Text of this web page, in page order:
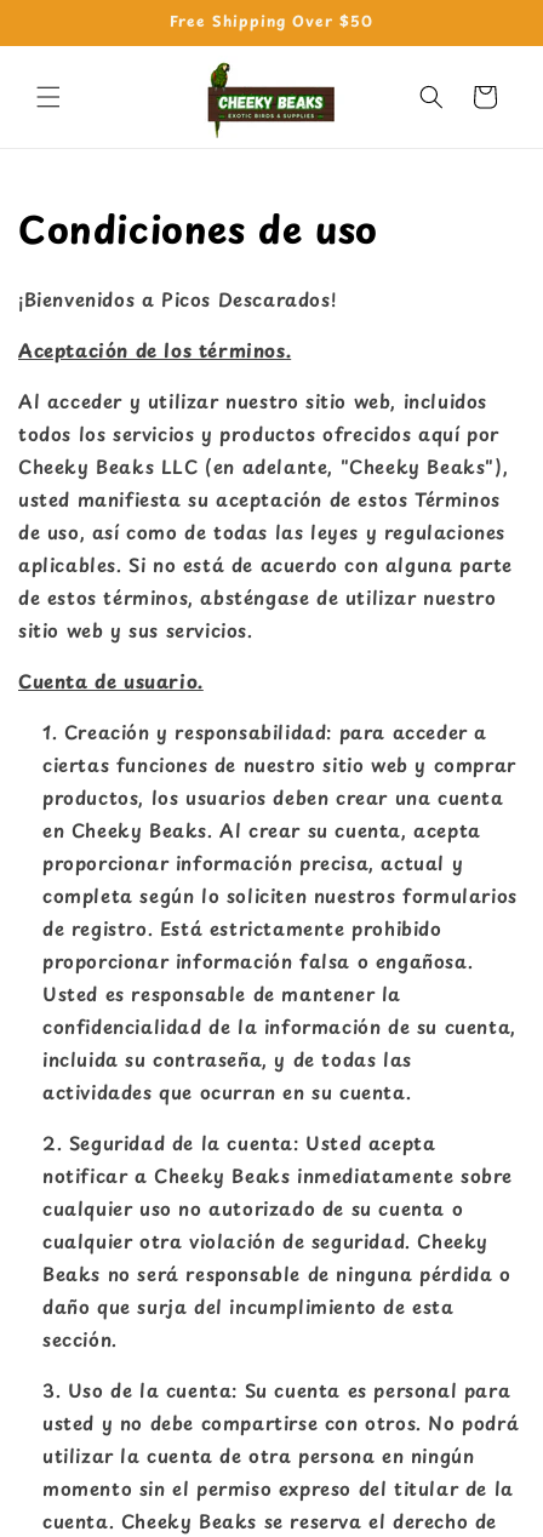
al contenido
Free Shipping Over $50
Carrito
Condiciones de uso
¡Bienvenidos a Picos Descarados!
Aceptación de los términos.
Al acceder y utilizar nuestro sitio web, incluidos
todos los servicios y productos ofrecidos aquí por
Cheeky Beaks LLC (en adelante, "Cheeky Beaks"),
usted manifiesta su aceptación de estos Términos
de uso, así como de todas las leyes y regulaciones
aplicables. Si no está de acuerdo con alguna parte
de estos términos, absténgase de utilizar nuestro
sitio web y sus servicios.
Cuenta de usuario.
Creación y responsabilidad: para acceder a
ciertas funciones de nuestro sitio web y comprar
productos, los usuarios deben crear una cuenta
en Cheeky Beaks. Al crear su cuenta, acepta
proporcionar información precisa, actual y
completa según lo soliciten nuestros formularios
de registro. Está estrictamente prohibido
proporcionar información falsa o engañosa.
Usted es responsable de mantener la
confidencialidad de la información de su cuenta,
incluida su contraseña, y de todas las
actividades que ocurran en su cuenta.
Seguridad de la cuenta: Usted acepta
notificar a Cheeky Beaks inmediatamente sobre
cualquier uso no autorizado de su cuenta o
cualquier otra violación de seguridad. Cheeky
Beaks no será responsable de ninguna pérdida o
daño que surja del incumplimiento de esta
sección.
Uso de la cuenta: Su cuenta es personal para
usted y no debe compartirse con otros. No podrá
utilizar la cuenta de otra persona en ningún
momento sin el permiso expreso del titular de la
cuenta. Cheeky Beaks se reserva el derecho de